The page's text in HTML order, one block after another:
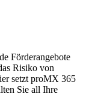
Förderangebote
Risiko von
setzt proMX 365
Sie all Ihre